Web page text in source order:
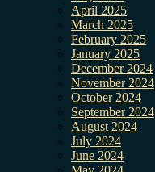
April 2025
March 2025
February 2025
January 2025
December 2024
November 2024
October 2024
September 2024
August 2024
July 2024
June 2024